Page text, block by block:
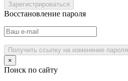
Зарегистрироваться
Восстановление пароля
Получить ссылку на изменение пароля
×
Поиск по сайту